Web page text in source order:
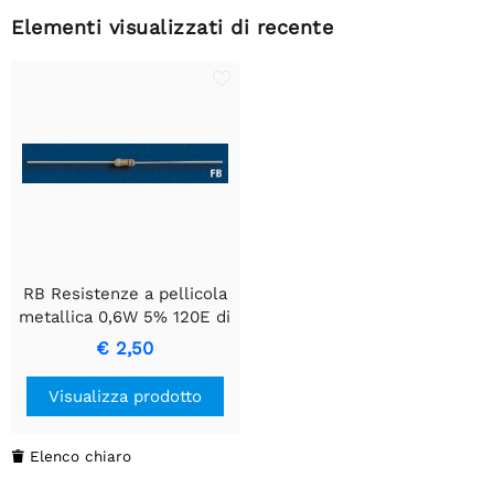
Elementi visualizzati di recente
RB Resistenze a pellicola
metallica 0,6W 5% 120E di
alta qualità
€ 2,50
Visualizza prodotto
 Elenco chiaro